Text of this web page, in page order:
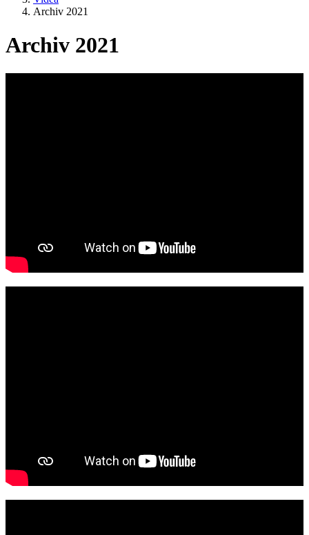
Archiv 2021
Archiv 2021